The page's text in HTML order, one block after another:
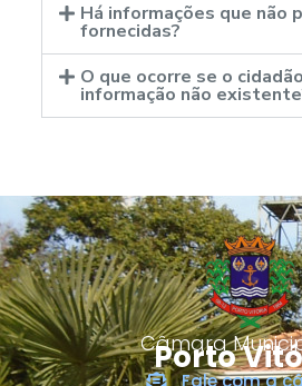
Há informações que não
fornecidas?
O que ocorre se o
informação não
Câmara
Porto